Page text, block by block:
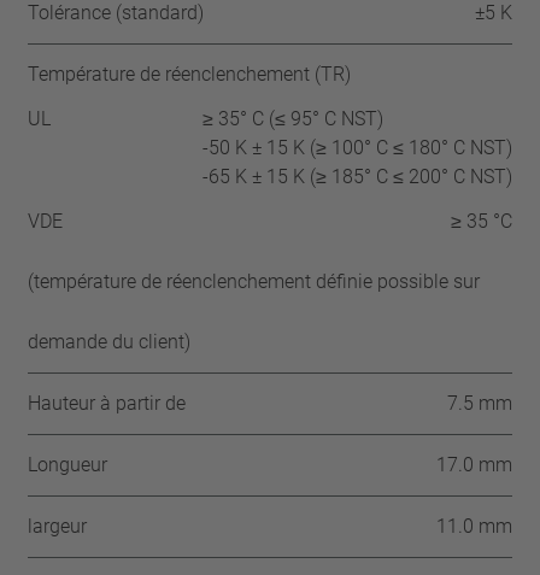
Tolérance (standard) ±5 K
Température de réenclenchement (TR)
UL
≥ 35° C (≤ 95° C NST)
-50 K ± 15 K (≥ 100° C ≤ 180° C NST)
-65 K ± 15 K (≥ 185° C ≤ 200° C NST)
VDE
≥ 35 °C
(température de réenclenchement définie possible sur
demande du client)
Hauteur à partir de 7.5 mm
Longueur 17.0 mm
largeur 11.0 mm